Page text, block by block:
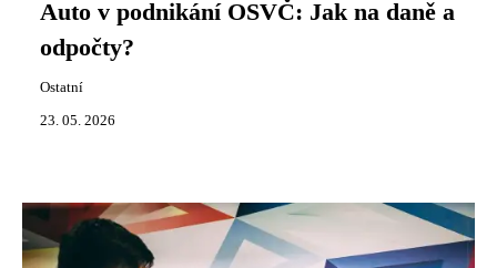
Auto v podnikání OSVČ: Jak na daně a
odpočty?
Ostatní
23. 05. 2026